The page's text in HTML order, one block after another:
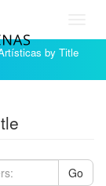
by Title
Go